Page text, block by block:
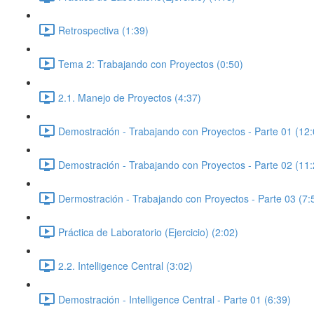
Retrospectiva (1:39)
Tema 2: Trabajando con Proyectos (0:50)
2.1. Manejo de Proyectos (4:37)
Demostración - Trabajando con Proyectos - Parte 01
Demostración - Trabajando con Proyectos - Parte 02
Dermostración - Trabajando con Proyectos - Parte 03
Práctica de Laboratorio (Ejercicio) (2:02)
2.2. Intelligence Central (3:02)
Demostración - Intelligence Central - Parte 01 (6:39)